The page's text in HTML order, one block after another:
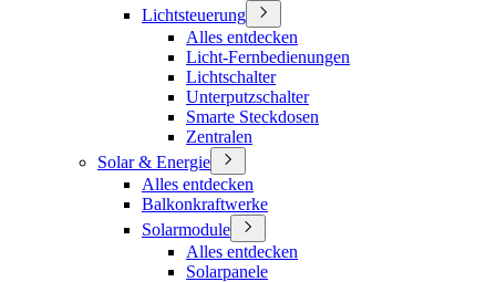
Lichtsteuerung
Alles entdecken
Licht-Fernbedienungen
Lichtschalter
Unterputzschalter
Smarte Steckdosen
Zentralen
Solar & Energie
Alles entdecken
Balkonkraftwerke
Solarmodule
Alles entdecken
Solarpanele